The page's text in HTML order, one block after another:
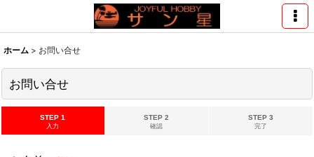
ホーム > お問い合せ
お問い合せ
STEP 1
入力
STEP 2
確認
STEP 3
完了